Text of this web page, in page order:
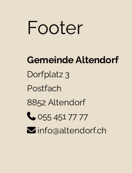
Footer
Gemeinde Altendorf
Dorfplatz 3
Postfach
8852 Altendorf
055 451 77 77
info@altendorf.ch